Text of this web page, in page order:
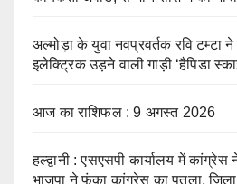
अल्मोड़ा के युवा नवप्रवर्तक रवि टम्टा ने
इलेक्ट्रिक उड़ने वाली गाड़ी ‘हैपिडा
आज का राशिफल : 9 अगस्त 2026
हल्द्वानी : एसएसपी कार्यालय में
भाजपा ने फूंका कांग्रेस का पुतला,